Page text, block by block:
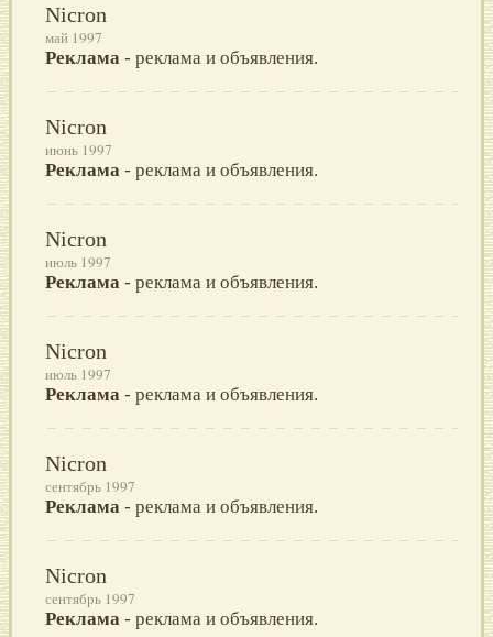
Nicron
май 1997
Реклама - реклама и объявления.
Nicron
июнь 1997
Реклама - реклама и объявления.
Nicron
июль 1997
Реклама - реклама и объявления.
Nicron
июль 1997
Реклама - реклама и объявления.
Nicron
сентябрь 1997
Реклама - реклама и объявления.
Nicron
сентябрь 1997
Реклама - реклама и объявления.